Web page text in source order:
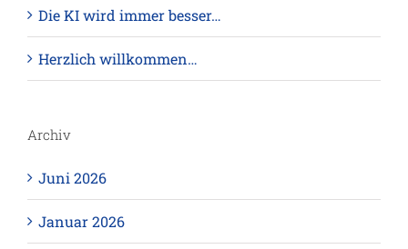
Die KI wird immer besser…
Herzlich willkommen…
Archiv
Juni 2026
Januar 2026